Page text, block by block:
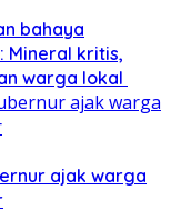
bahaya
Mineral kritis,
warga lokal
ajak warga